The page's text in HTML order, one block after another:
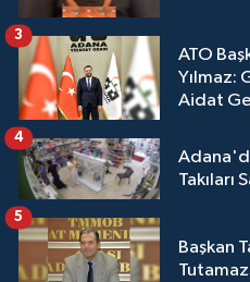
ATO
Yılmaz:
Aidat
3
Takıları
4
Başkan
5